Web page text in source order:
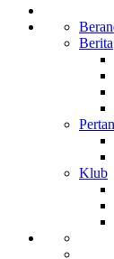
Berita
Klub